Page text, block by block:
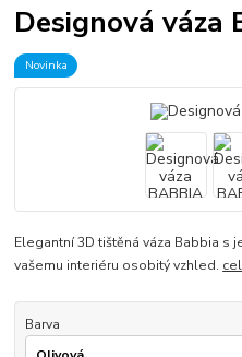
Designová váza
Novinka
Elegantní 3D tištěná váza Babbia s
vašemu interiéru osobitý vzhled.
Barva